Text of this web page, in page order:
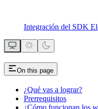
Integración del SDK
On this page
¿Qué vas a lograr?
Prerrequisitos